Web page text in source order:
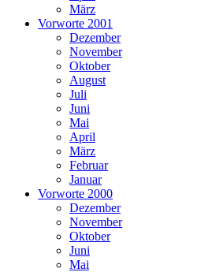
März
Vorworte 2001
Dezember
November
Oktober
August
Juli
Juni
Mai
April
März
Februar
Januar
Vorworte 2000
Dezember
November
Oktober
Juni
Mai